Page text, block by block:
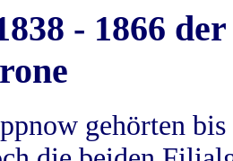
- 1866
gehörten